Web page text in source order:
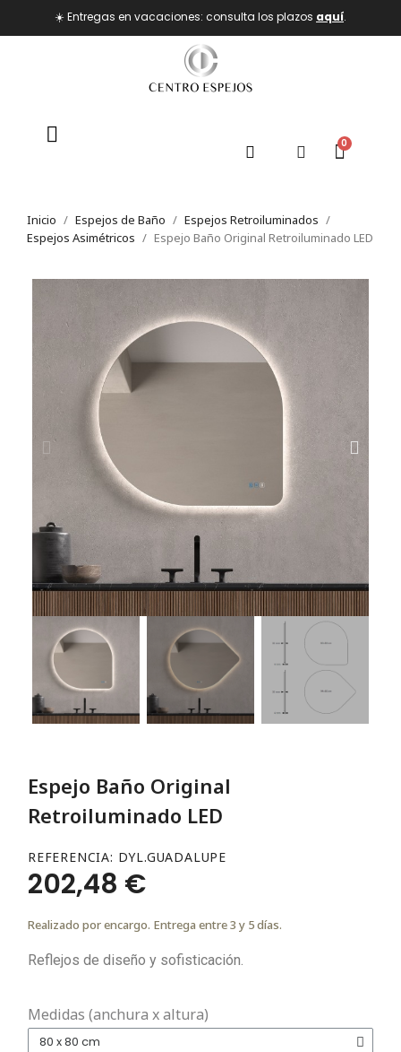
☀️ Entregas en vacaciones: consulta los plazos aquí.
Inicio Espejos de Baño
Espejos Retroiluminados
Espejos Asimétricos
Espejo Baño Original Retroiluminado LED
Espejo Baño Original
Retroiluminado LED
REFERENCIA DYL.GUADALUPE
202,48 €
Realizado por encargo. Entrega entre 3 y 5 días.
Reflejos de diseño y sofisticación.
Medidas (anchura x altura)